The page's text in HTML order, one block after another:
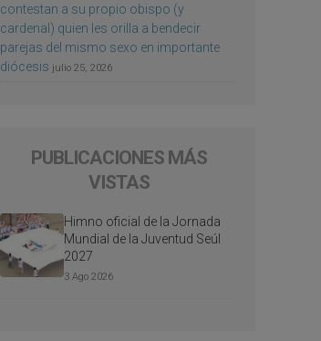
contestan a su propio obispo (y
cardenal) quien les orilla a bendecir
parejas del mismo sexo en importante
diócesis julio 25, 2026
PUBLICACIONES MÁS
VISTAS
Himno oficial de la Jornada
Mundial de la Juventud Seúl
2027
3 Ago 2026